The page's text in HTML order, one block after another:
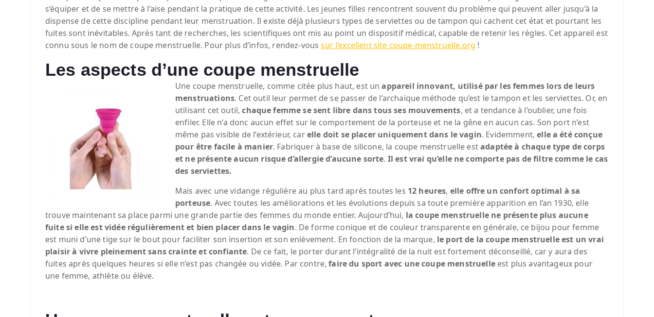
s’équiper et de se mettre à l’aise pendant la pratique de cette activité. Les jeunes filles rencontrent souvent du problème qui peuvent aller jusqu’à la
dispense de cette discipline pendant leur menstruation. Il existe déjà plusieurs types de serviettes ou de tampon qui cachent cet état et pourtant les
fuites sont inévitables. Après tant de recherches, les scientifiques ont mis au point un dispositif médical, capable de retenir les règles. Cet appareil est
connu sous le nom de coupe menstruelle. Pour plus d’infos, rendez-voussur l’excellent site coupe-menstruelle.org !
Les aspects d’une coupe menstruelle
Une coupe menstruelle, comme citée plus haut, est un appareil innovant, utilisé par les femmes lors de leurs
menstruations. Cet outil leur permet de se passer de l’archaïque méthode qu’est le tampon et les serviettes. Or, en
utilisant cet outil,chaque femme se sent libre dans tous ses mouvements, et a tendance à l’oublier, une fois
enfiler. Elle n’a donc aucun effet sur le comportement de la porteuse et ne la gêne en aucun cas. Son port n’est
même pas visible de l’extérieur, carelle doit se placer uniquement dans le vagin. Evidemment,elle a été conçue
pour être facile à manier. Fabriquer à base de silicone, la coupe menstruelle estadaptée à chaque type de corps
et ne présente aucun risque d’allergie d’aucune sorte. Il est vrai qu’elle ne comporte pas de filtre comme le cas
des serviettes.
Mais avec une vidange régulière au plus tard après toutes les 12 heures, elle offre un confort optimal à sa
porteuse. Avec toutes les améliorations et les évolutions depuis sa toute première apparition en l’an 1930, elle
trouve maintenant sa place parmi une grande partie des femmes du monde entier. Aujourd’hui, la coupe menstruelle ne présente plus aucune
fuite si elle est vidée régulièrement et bien placer dans le vagin. De forme conique et de couleur transparente en générale, ce bijou pour femme
est muni d’une tige sur le bout pour faciliter son insertion et son enlèvement. En fonction de la marque, le port de la coupe menstruelle est un vrai
plaisir à vivre pleinement sans crainte et confiante. De ce fait, le porter durant l’intégralité de la nuit est fortement déconseillé, car y aura des
fuites après quelques heures si elle n’est pas changée ou vidée. Par contre,faire du sport avec une coupe menstruelleest plus avantageux pour
une femme, athlète ou élève.